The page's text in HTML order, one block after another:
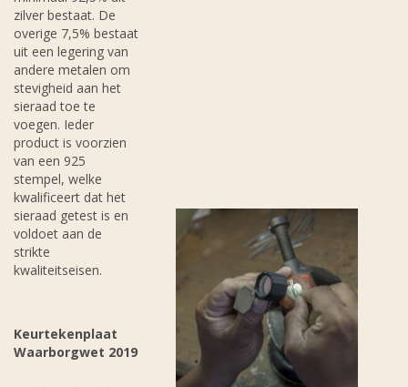
zilver bestaat. De
overige 7,5% bestaat
uit een legering van
andere metalen om
stevigheid aan het
sieraad toe te
voegen. Ieder
product is voorzien
van een 925
stempel, welke
kwalificeert dat het
sieraad getest is en
voldoet aan de
strikte
kwaliteitseisen.
Keurtekenplaat
Waarborgwet 2019